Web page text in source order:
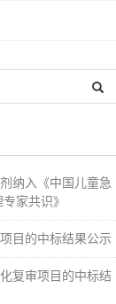
【功能
纳入《中国儿童急
家共识》
目的中标结果公示
复审项目的中标结